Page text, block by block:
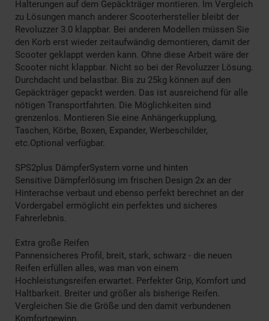
Halterungen auf dem Gepäckträger montieren. Im Vergleich
zu Lösungen manch anderer Scooterhersteller bleibt der
Revoluzzer 3.0 klappbar. Bei anderen Modellen müssen Sie
den Korb erst wieder zeitaufwändig demontieren, damit der
Scooter geklappt werden kann. Ohne diese Arbeit wäre der
Scooter nicht klappbar. Nicht so bei der Revoluzzer Lösung.
Durchdacht und belastbar. Bis zu 25kg können auf den
Gepäckträger gepackt werden. Das ist ausreichend für alle
nötigen Transportfahrten. Die Möglichkeiten sind
grenzenlos. Montieren Sie eine Anhängerkupplung,
Taschen, Körbe, Boxen, Expander, Werbeschilder,
etc.Optional verfügbar.
SPS2plus DämpferSystem vorne und hinten
Sensitive Dämpferlösung im frischen Design 2x an der
Hinterachse verbaut und ebenso perfekt berechnet an der
Vordergabel ermöglicht ein perfektes und sicheres
Fahrerlebnis.
Extra große Reifen
Pannensicheres Profil, breit, stark, schwarz - die neuen
Reifen erfüllen alles, was man von einem
Hochleistungsreifen erwartet. Perfekter Grip, Komfort und
Haltbarkeit. Breiter und größer als bisherige Reifen.
Vergleichen Sie die Größe und den damit verbundenen
Komfortgewinn.